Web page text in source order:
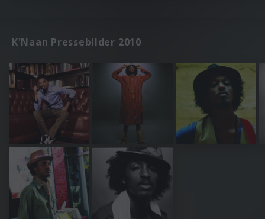
K'Naan Pressebilder 2010